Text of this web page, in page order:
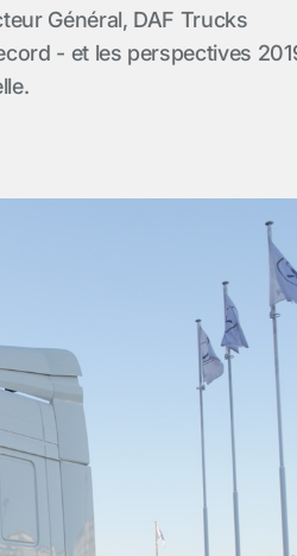
Général, DAF Trucks
- et les perspectives